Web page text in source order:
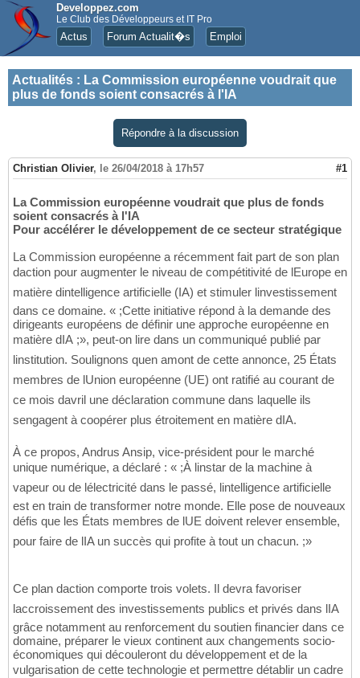
Developpez.com
Le Club des Développeurs et IT Pro
Actus Forum Actualit�s Emploi
Actualités : La Commission européenne voudrait que
plus de fonds soient consacrés à l'IA
Répondre à la discussion
Christian Olivier, le 26/04/2018 à 17h57 #1
La Commission européenne voudrait que plus de fonds
soient consacrés à l'IA
Pour accélérer le développement de ce secteur stratégique
La Commission européenne a récemment fait part de son plan
daction pour augmenter le niveau de compétitivité de lEurope en
matière dintelligence artificielle (IA) et stimuler linvestissement
dans ce domaine. « ;Cette initiative répond à la demande des
dirigeants européens de définir une approche européenne en
matière dIA ;», peut-on lire dans un communiqué publié par
linstitution. Soulignons quen amont de cette annonce, 25 États
membres de lUnion européenne (UE) ont ratifié au courant de
ce mois davril une déclaration commune dans laquelle ils
sengagent à coopérer plus étroitement en matière dIA.
À ce propos, Andrus Ansip, vice-président pour le marché
unique numérique, a déclaré : « ;À linstar de la machine à
vapeur ou de lélectricité dans le passé, lintelligence artificielle
est en train de transformer notre monde. Elle pose de nouveaux
défis que les États membres de lUE doivent relever ensemble,
pour faire de lIA un succès qui profite à tout un chacun. ;»
Ce plan daction comporte trois volets. Il devra favoriser
laccroissement des investissements publics et privés dans lIA
grâce notamment au renforcement du soutien financier dans ce
domaine, préparer le vieux continent aux changements socio-
économiques qui découleront du développement et de la
vulgarisation de cette technologie et permettre détablir un cadre